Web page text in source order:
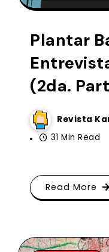
Plantar
(2da.
Revista
31 Min Read
Read More